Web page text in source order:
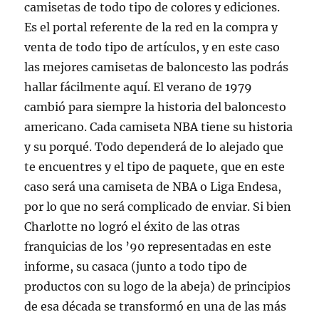
camisetas de todo tipo de colores y ediciones.
Es el portal referente de la red en la compra y
venta de todo tipo de artículos, y en este caso
las mejores camisetas de baloncesto las podrás
hallar fácilmente aquí. El verano de 1979
cambió para siempre la historia del baloncesto
americano. Cada camiseta NBA tiene su historia
y su porqué. Todo dependerá de lo alejado que
te encuentres y el tipo de paquete, que en este
caso será una camiseta de NBA o Liga Endesa,
por lo que no será complicado de enviar. Si bien
Charlotte no logró el éxito de las otras
franquicias de los ’90 representadas en este
informe, su casaca (junto a todo tipo de
productos con su logo de la abeja) de principios
de esa década se transformó en una de las más